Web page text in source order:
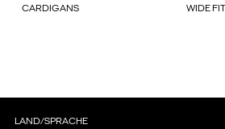
CARDIGANS WIDE
LAND/SPRACHE